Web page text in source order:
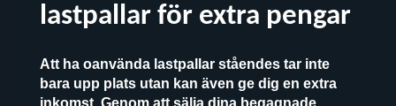
lastpallar för extra pengar
Att ha oanvända lastpallar ståendes tar inte
bara upp plats utan kan även ge dig en extra
inkomst. Genom att sälja dina begagnade